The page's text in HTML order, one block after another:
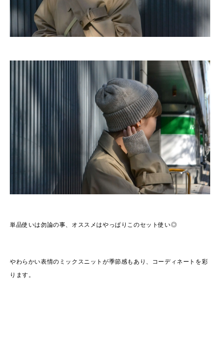
単品使いは勿論の事、オススメはやっぱりこのセット使い◎
やわらかい表情のミックスニットが季節感もあり、コーディネートを彩
ります。